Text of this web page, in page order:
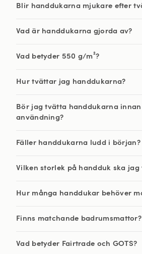
Blir handdukarna mjukare efter
Vad är handdukarna gjorda av?
Vad betyder 550 g/m²?
Hur tvättar jag handdukarna?
Bör jag tvätta handdukarna
användning?
Fäller handdukarna ludd i början?
Vilken storlek på handduk ska jag
Hur många handdukar behöver
Finns matchande badrumsmattor?
Vad betyder Fairtrade och GOTS?